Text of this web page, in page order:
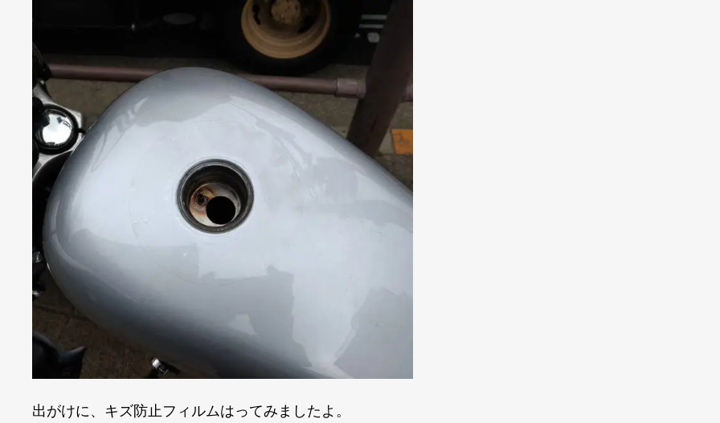
出がけに、キズ防止フィルムはってみましたよ。